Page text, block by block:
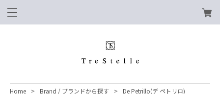
Home Brand / ブランドから探す De Petrillo(デ ペトリロ)